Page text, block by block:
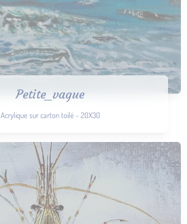
Petite_vague
Acrylique sur carton toilé - 20X30